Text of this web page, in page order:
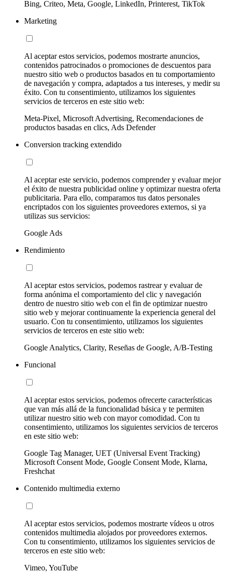
Bing, Criteo, Meta, Google, LinkedIn, Printerest, TikTok
Marketing
Al aceptar estos servicios, podemos mostrarte anuncios,
contenidos patrocinados o promociones de descuentos para
nuestro sitio web o productos basados en tu comportamiento
de navegación y compra, adaptados a tus intereses, y medir su
éxito. Con tu consentimiento, utilizamos los siguientes
servicios de terceros en este sitio web:
Meta-Pixel, Microsoft Advertising, Recomendaciones de
productos basadas en clics, Ads Defender
Conversion tracking extendido
Al aceptar este servicio, podemos comprender y evaluar mejor
el éxito de nuestra publicidad online y optimizar nuestra oferta
publicitaria. Para ello, comparamos tus datos personales
encriptados con los siguientes proveedores externos, si ya
utilizas sus servicios:
Google Ads
Rendimiento
Al aceptar estos servicios, podemos rastrear y evaluar de
forma anónima el comportamiento del clic y navegación
dentro de nuestro sitio web con el fin de optimizar nuestro
sitio web y mejorar continuamente la experiencia general del
usuario. Con tu consentimiento, utilizamos los siguientes
servicios de terceros en este sitio web:
Google Analytics, Clarity, Reseñas de Google, A/B-Testing
Funcional
Al aceptar estos servicios, podemos ofrecerte características
que van más allá de la funcionalidad básica y te permiten
utilizar nuestro sitio web con mayor comodidad. Con tu
consentimiento, utilizamos los siguientes servicios de terceros
en este sitio web:
Google Tag Manager, UET (Universal Event Tracking)
Microsoft Consent Mode, Google Consent Mode, Klarna,
Freshchat
Contenido multimedia externo
Al aceptar estos servicios, podemos mostrarte vídeos u otros
contenidos multimedia alojados por proveedores externos.
Con tu consentimiento, utilizamos los siguientes servicios de
terceros en este sitio web:
Vimeo, YouTube